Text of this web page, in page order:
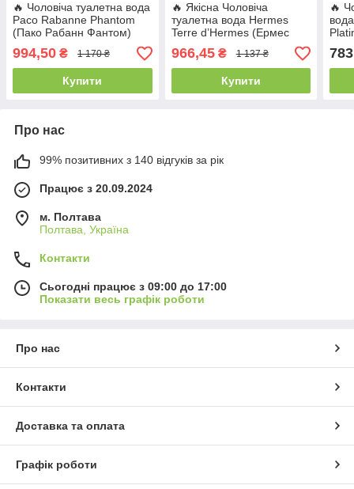
🔥 Чоловіча туалетна вода
Paco Rabanne Phantom
(Пако Рабанн Фантом)
100 мл. Стійкий деревно-
фужерним аромат
994,50 ₴ 1 170 ₴
Купити
🔥 Якісна Чоловіча
туалетна вода Hermes
Terre d’Hermes (Ермес
Терре д’Ермес) 100 мл.
Стійкий деревно-пряний
аромат
966,45₴ 1 137 ₴
Купити
🔥
783
Про нас
99% позитивних з 140 відгуків за рік
Працює з 20.09.2024
м. Полтава
Полтава, Україна
Контакти
Сьогодні працює з 09:00 до 17:00
Показати весь графік роботи
Про нас
Контакти
Доставка та оплата
Графік роботи